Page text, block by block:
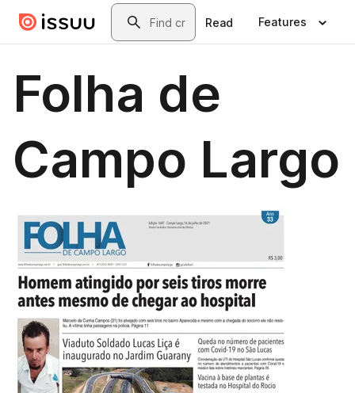
Skip to main contentSearch
Read Features
Folha de
Campo Largo